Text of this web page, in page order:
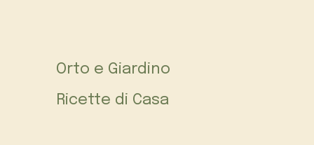
Orto e Giardino
Ricette di Casa